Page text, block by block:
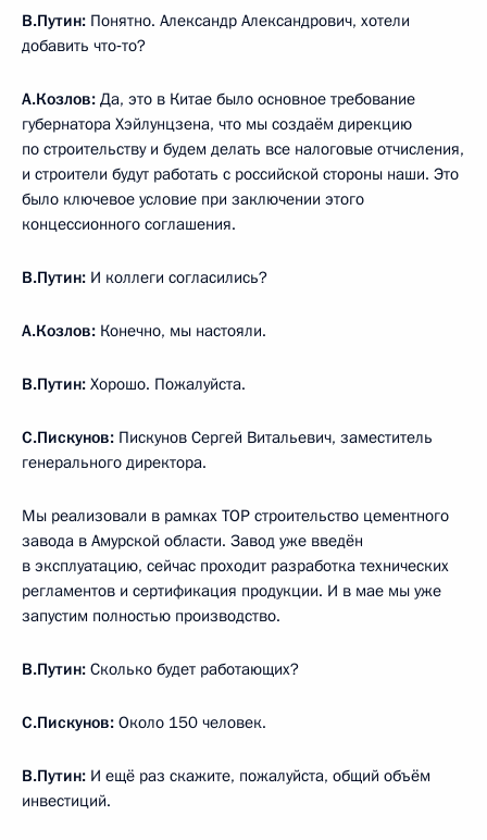
В.Путин: Понятно. Александр Александрович, хотели
добавить что‑то?
А.Козлов: Да, это в Китае было основное требование
губернатора Хэйлунцзена, что мы создаём дирекцию
по строительству и будем делать все налоговые отчисления,
и строители будут работать с российской стороны наши. Это
было ключевое условие при заключении этого
концессионного соглашения.
В.Путин: И коллеги согласились?
А.Козлов: Конечно, мы настояли.
В.Путин: Хорошо. Пожалуйста.
С.Пискунов: Пискунов Сергей Витальевич, заместитель
генерального директора.
Мы реализовали в рамках ТОР строительство цементного
завода в Амурской области. Завод уже введён
в эксплуатацию, сейчас проходит разработка технических
регламентов и сертификация продукции. И в мае мы уже
запустим полностью производство.
В.Путин: Сколько будет работающих?
С.Пискунов: Около 150 человек.
В.Путин: И ещё раз скажите, пожалуйста, общий объём
инвестиций.